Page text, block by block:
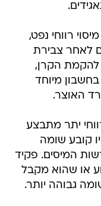
רווחי נפט,
תוקם לאחר צבירת
להקמת הקרן,
מיוחד
האוצר.
יתר מתבצע
קובע שומה
המיסים. פקיד
או שהוא מקבל
גבוהה יותר.